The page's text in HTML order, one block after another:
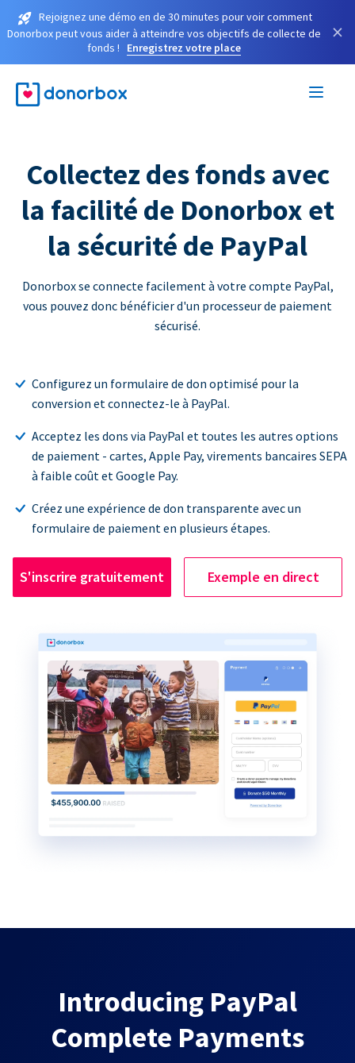
Rejoignez une démo en de 30 minutes pour voir comment
Donorbox peut vous aider à atteindre vos objectifs de collecte de
fonds !
Enregistrez votre place
×
Collectez des fonds avec
la facilité de Donorbox et
la sécurité de PayPal
Donorbox se connecte facilement à votre compte PayPal,
vous pouvez donc bénéficier d'un processeur de paiement
sécurisé.
Configurez un formulaire de don optimisé pour la
conversion et connectez-le à PayPal.
Acceptez les dons via PayPal et toutes les autres options
de paiement - cartes, Apple Pay, virements bancaires SEPA
à faible coût et Google Pay.
Créez une expérience de don transparente avec un
formulaire de paiement en plusieurs étapes.
S'inscrire gratuitement Exemple en direct
Introducing PayPal
Complete Payments